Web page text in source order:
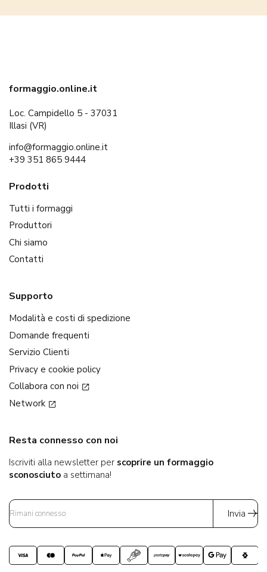
formaggio.online.it
Loc. Campidello 5 - 37031
Illasi (VR)
info@formaggio.online.it
+39 351 865 9444
Prodotti
Tutti i formaggi
Produttori
Chi siamo
Contatti
Supporto
Modalità e costi di spedizione
Domande frequenti
Servizio Clienti
Privacy e cookie policy
Collabora con noi
Network
Resta connesso con noi
Iscriviti alla newsletter per scoprire un formaggio
sconosciuto a settimana!
Invia